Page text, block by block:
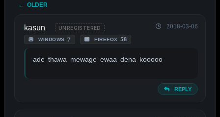
← OLDER
kasun UNREGISTERED
WINDOWS 7 FIREFOX 58
2018-03-06
ade thawa mewage ewaa dena kooooo
REPLY